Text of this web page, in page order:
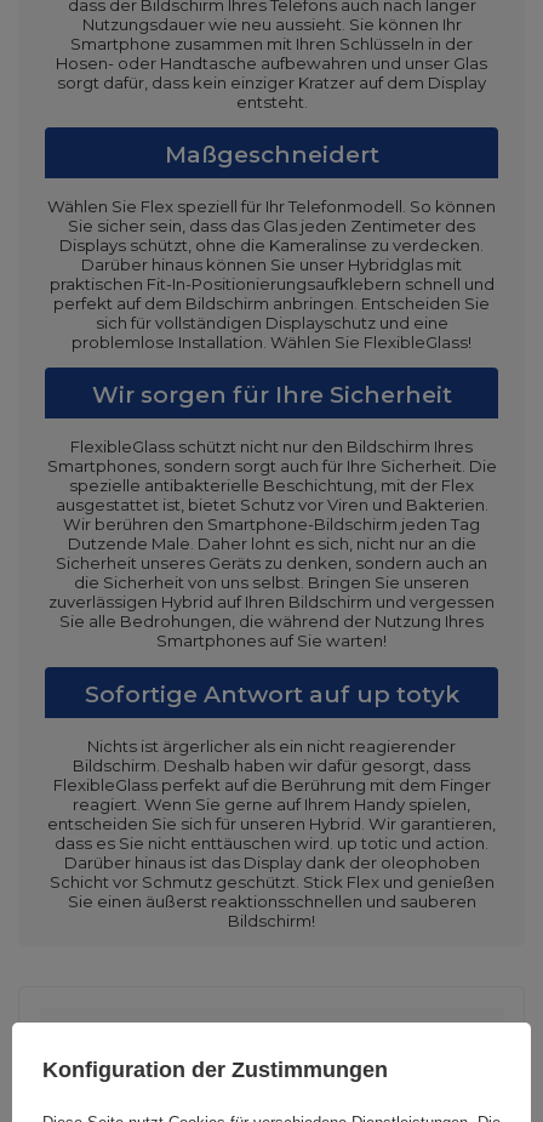
dass der Bildschirm Ihres Telefons auch nach langer
Nutzungsdauer wie neu aussieht. Sie können Ihr
Smartphone zusammen mit Ihren Schlüsseln in der
Hosen- oder Handtasche aufbewahren und unser Glas
sorgt dafür, dass kein einziger Kratzer auf dem Display
entsteht.
Maßgeschneidert
Wählen Sie Flex speziell für Ihr Telefonmodell. So können
Sie sicher sein, dass das Glas jeden Zentimeter des
Displays schützt, ohne die Kameralinse zu verdecken.
Darüber hinaus können Sie unser Hybridglas mit
praktischen Fit-In-Positionierungsaufklebern schnell und
perfekt auf dem Bildschirm anbringen. Entscheiden Sie
sich für vollständigen Displayschutz und eine
problemlose Installation. Wählen Sie FlexibleGlass!
Wir sorgen für Ihre Sicherheit
FlexibleGlass schützt nicht nur den Bildschirm Ihres
Smartphones, sondern sorgt auch für Ihre Sicherheit. Die
spezielle antibakterielle Beschichtung, mit der Flex
ausgestattet ist, bietet Schutz vor Viren und Bakterien.
Wir berühren den Smartphone-Bildschirm jeden Tag
Dutzende Male. Daher lohnt es sich, nicht nur an die
Sicherheit unseres Geräts zu denken, sondern auch an
die Sicherheit von uns selbst. Bringen Sie unseren
zuverlässigen Hybrid auf Ihren Bildschirm und vergessen
Sie alle Bedrohungen, die während der Nutzung Ihres
Smartphones auf Sie warten!
Sofortige Antwort auf up totyk
Nichts ist ärgerlicher als ein nicht reagierender
Bildschirm. Deshalb haben wir dafür gesorgt, dass
FlexibleGlass perfekt auf die Berührung mit dem Finger
reagiert. Wenn Sie gerne auf Ihrem Handy spielen,
entscheiden Sie sich für unseren Hybrid. Wir garantieren,
dass es Sie nicht enttäuschen wird. up totic und action.
Darüber hinaus ist das Display dank der oleophoben
Schicht vor Schmutz geschützt. Stick Flex und genießen
Sie einen äußerst reaktionsschnellen und sauberen
Bildschirm!
Marke 3mk Protection
Konfiguration der Zustimmungen